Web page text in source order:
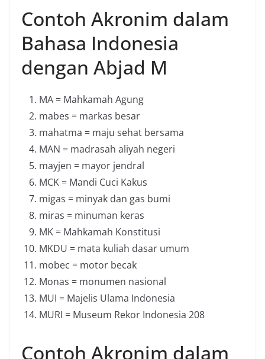
Contoh Akronim dalam
Bahasa Indonesia
dengan Abjad M
MA = Mahkamah Agung
mabes = markas besar
mahatma = maju sehat bersama
MAN = madrasah aliyah negeri
mayjen = mayor jendral
MCK = Mandi Cuci Kakus
migas = minyak dan gas bumi
miras = minuman keras
MK = Mahkamah Konstitusi
MKDU = mata kuliah dasar umum
mobec = motor becak
Monas = monumen nasional
MUI = Majelis Ulama Indonesia
MURI = Museum Rekor Indonesia 208
Contoh Akronim dalam